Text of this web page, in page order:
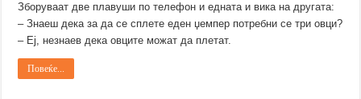
Зборуваат две плавуши по телефон и едната и вика на другата:
– Знаеш дека за да се сплете еден џемпер потребни се три овци?
– Еј, незнаев дека овците можат да плетат.
Повеќе...